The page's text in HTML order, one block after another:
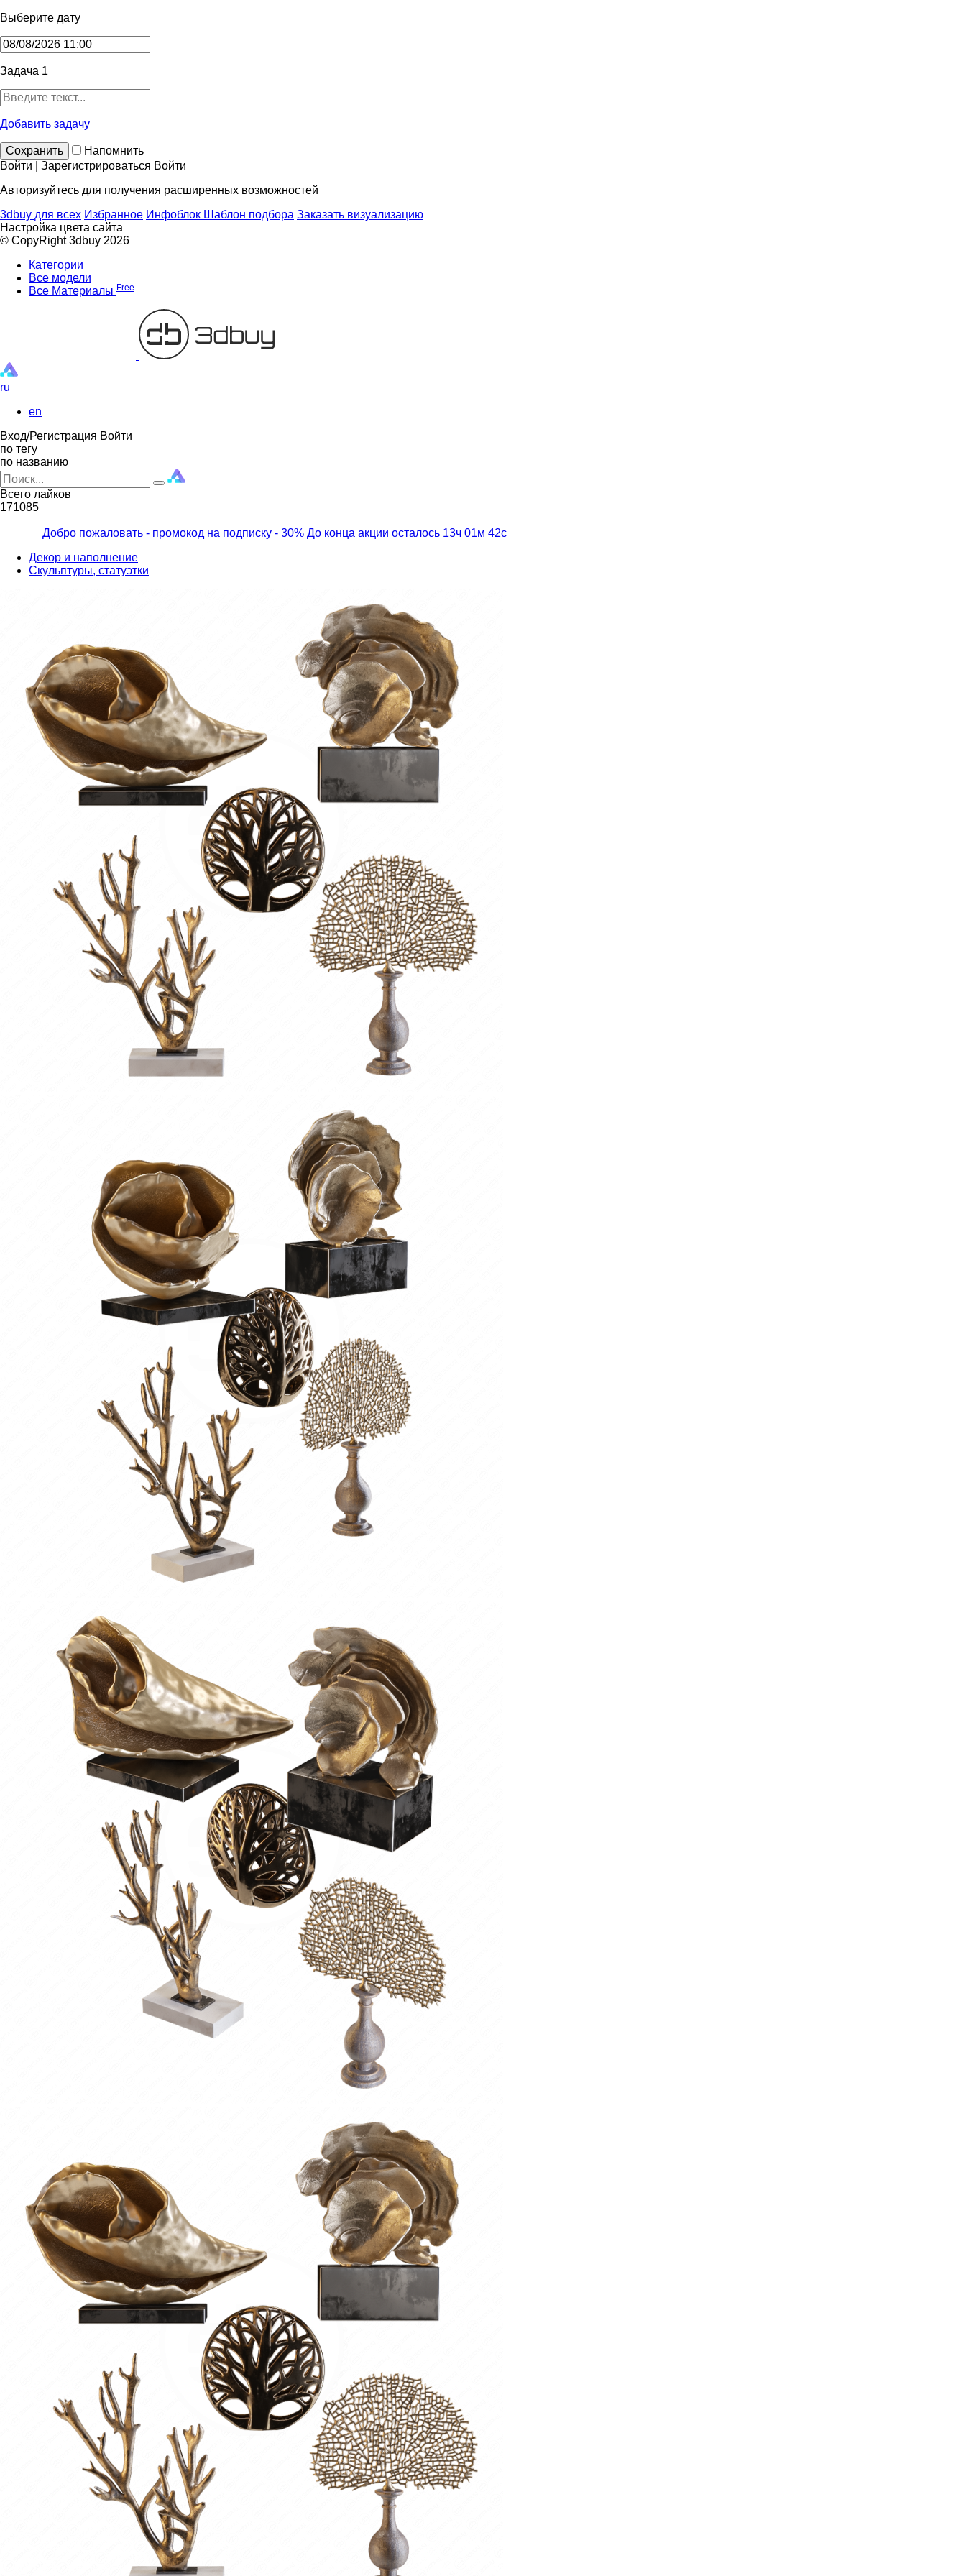
Выберите дату
Задача 1
Добавить задачу
Сохранить
Напомнить
Войти | Зарегистрироваться Войти
Авторизуйтесь для получения расширенных возможностей
3dbuy для всех Избранное Инфоблок Шаблон подбора Заказать визуализацию
Настройка цвета сайта
© CopyRight 3dbuy 2026
Категории
Все модели
Все Материалы Free
ru
en
Вход/Регистрация Войти
по тегу
по названию
Всего лайков
171085
Добро пожаловать - промокод на подписку - 30% До конца акции осталось 13ч 01м 41с
Декор и наполнение
Скульптуры, статуэтки